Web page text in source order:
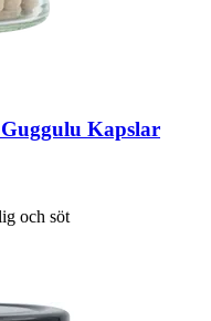
Kapslar
och söt